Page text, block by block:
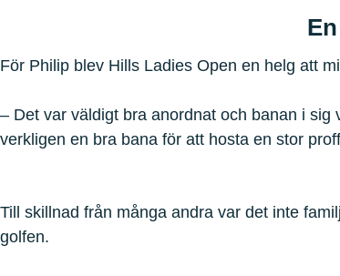
För Philip blev Hills Ladies Open en helg att
– Det var väldigt bra anordnat och banan i sig
verkligen en bra bana för att hosta en stor
Till skillnad från många andra var det inte
golfen.